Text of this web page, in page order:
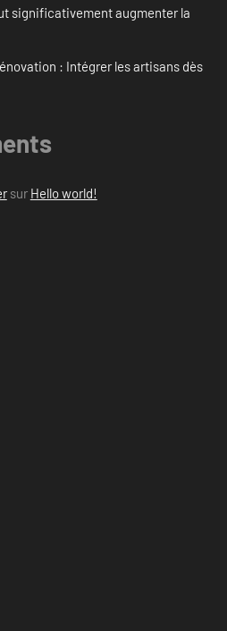
significativement augmenter la
: Intégrer les artisans dès
sur Hello world!